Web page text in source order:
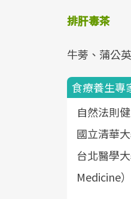
排肝毒茶
牛蒡、蒲公
食療養生專
自然法則
國立清華
台北醫學
Medicine